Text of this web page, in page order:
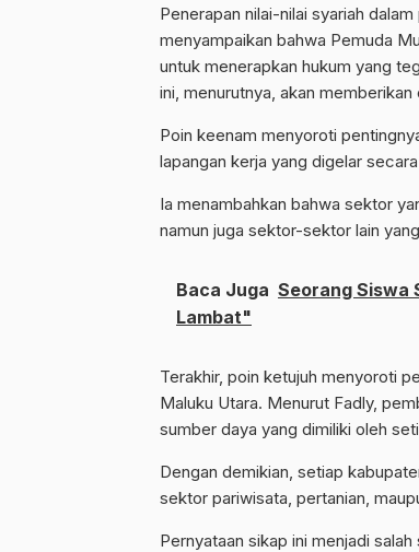
Penerapan nilai-nilai syariah
menyampaikan bahwa Pemuda
untuk menerapkan hukum yang
ini, menurutnya, akan
Poin keenam menyoroti
lapangan kerja yang digelar
Ia menambahkan bahwa sektor
namun juga sektor-sektor lain
Baca Juga Seorang Siswa
Lambat"
Terakhir, poin ketujuh menyoroti
Maluku Utara. Menurut Fadly,
sumber daya yang dimiliki oleh
Dengan demikian, setiap
sektor pariwisata, pertanian,
Pernyataan sikap ini menjadi